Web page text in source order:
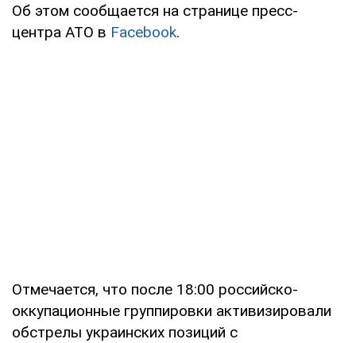
Об этом сообщается на странице пресс-
центра АТО в Facebook.
Отмечается, что после 18:00 российско-
оккупационные группировки активизировали
обстрелы украинских позиций с